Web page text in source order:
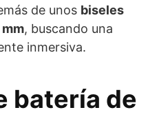
de unos biseles
, buscando una
inmersiva.
batería de